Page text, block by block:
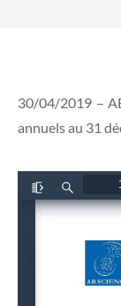
30/04/2019 –
annuels au 31